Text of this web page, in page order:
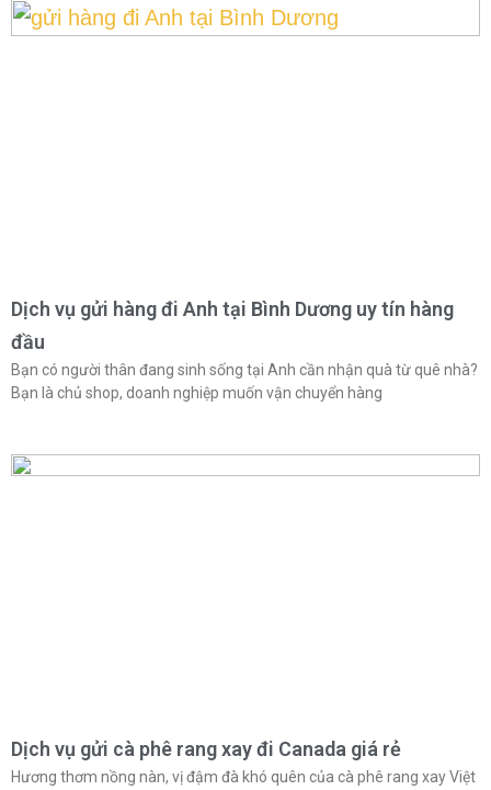
Dịch vụ gửi hàng đi Anh tại Bình Dương uy tín hàng
đầu
Bạn có người thân đang sinh sống tại Anh cần nhận quà từ quê nhà?
Bạn là chủ shop, doanh nghiệp muốn vận chuyển hàng
Dịch vụ gửi cà phê rang xay đi Canada giá rẻ
Hương thơm nồng nàn, vị đậm đà khó quên của cà phê rang xay Việt